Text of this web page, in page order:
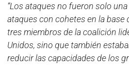
“Los ataques no fueron solo
ataques con cohetes en la base
tres miembros de la coalición
Unidos, sino que también
reducir las capacidades de los